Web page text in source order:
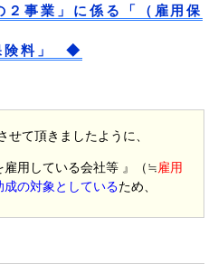
事業」に係る「（雇用保
険料」 ◆
せて頂きましたように、
雇用している会社等 』（≒雇用
成の対象としているため、